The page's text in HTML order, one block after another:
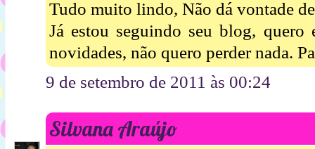
Tudo muito lindo, Não dá vontade
Já estou seguindo seu blog, quero
novidades, não quero perder nada.
9 de setembro de 2011 às 00:24
Silvana Araújo